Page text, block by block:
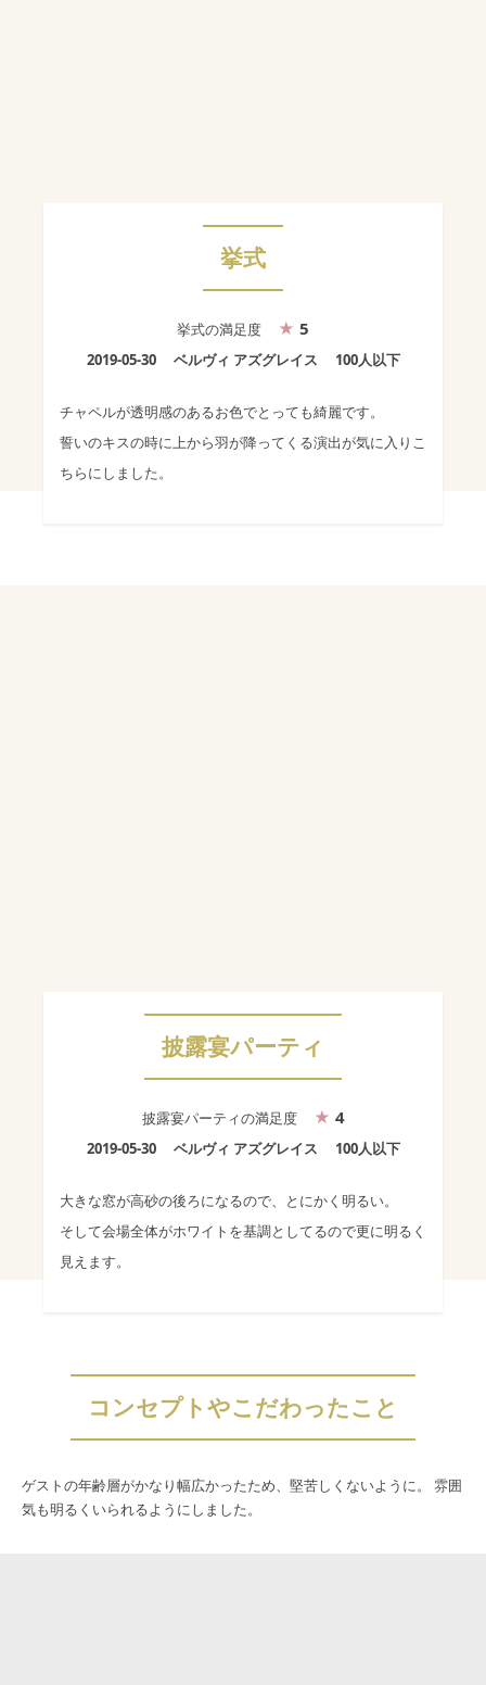
挙式
挙式の満足度 5
2019-05-30 ベルヴィ アズグレイス 100人以下
チャペルが透明感のあるお色でとっても綺麗です。
誓いのキスの時に上から羽が降ってくる演出が気に入りこ
ちらにしました。
披露宴パーティ
披露宴パーティの満足度 4
2019-05-30 ベルヴィ アズグレイス 100人以下
大きな窓が高砂の後ろになるので、とにかく明るい。
そして会場全体がホワイトを基調としてるので更に明るく
見えます。
コンセプトやこだわったこと
ゲストの年齢層がかなり幅広かったため、堅苦しくないように。 雰囲
気も明るくいられるようにしました。